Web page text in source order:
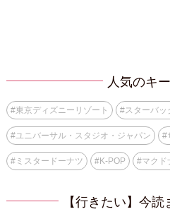
人気のキ
#東京ディズニーリゾート #スターバッ
#ユニバーサル・スタジオ・ジャパン #
#ミスタードーナツ #K-POP #マクド
【行きたい】今